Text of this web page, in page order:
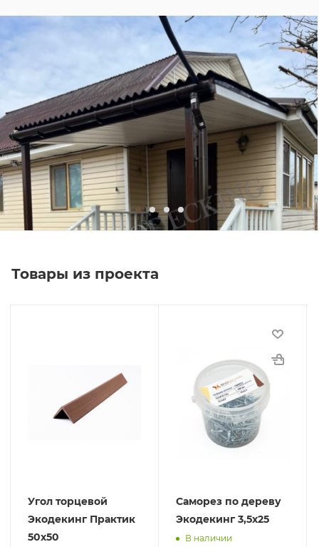
Товары из проекта
Угол торцевой
Экодекинг Практик
50х50
Саморез по дереву
Экодекинг 3,5х25
В наличии